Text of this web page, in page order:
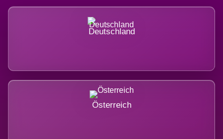
Deutschland
Österreich